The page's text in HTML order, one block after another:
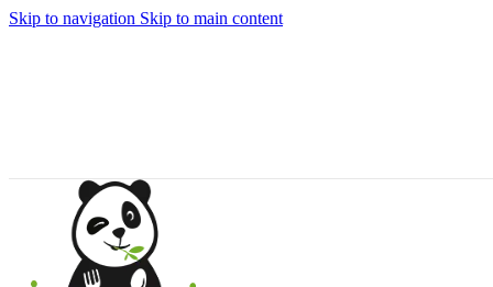
Skip to navigation Skip to main content